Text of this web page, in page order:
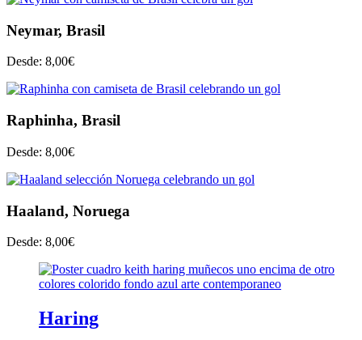
Neymar, Brasil
Desde: 8,00€
Raphinha, Brasil
Desde: 8,00€
Haaland, Noruega
Desde: 8,00€
Haring